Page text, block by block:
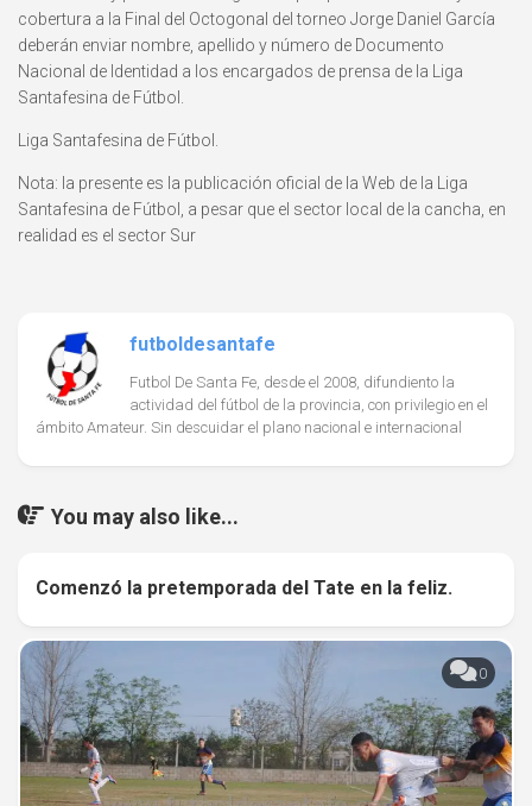
cobertura a la Final del Octogonal del torneo Jorge Daniel García
deberán enviar nombre, apellido y número de Documento
Nacional de Identidad a los encargados de prensa de la Liga
Santafesina de Fútbol.
Liga Santafesina de Fútbol.
Nota: la presente es la publicación oficial de la Web de la Liga
Santafesina de Fútbol, a pesar que el sector local de la cancha, en
realidad es el sector Sur
futboldesantafe
Futbol De Santa Fe, desde el 2008, difundiento la
actividad del fútbol de la provincia, con privilegio en el
ámbito Amateur. Sin descuidar el plano nacional e internacional
You may also like...
Comenzó la pretemporada del Tate en la feliz.
0